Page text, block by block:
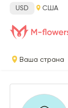
USD США
Ваша страна